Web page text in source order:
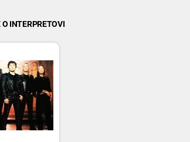
INTERPRETOVI